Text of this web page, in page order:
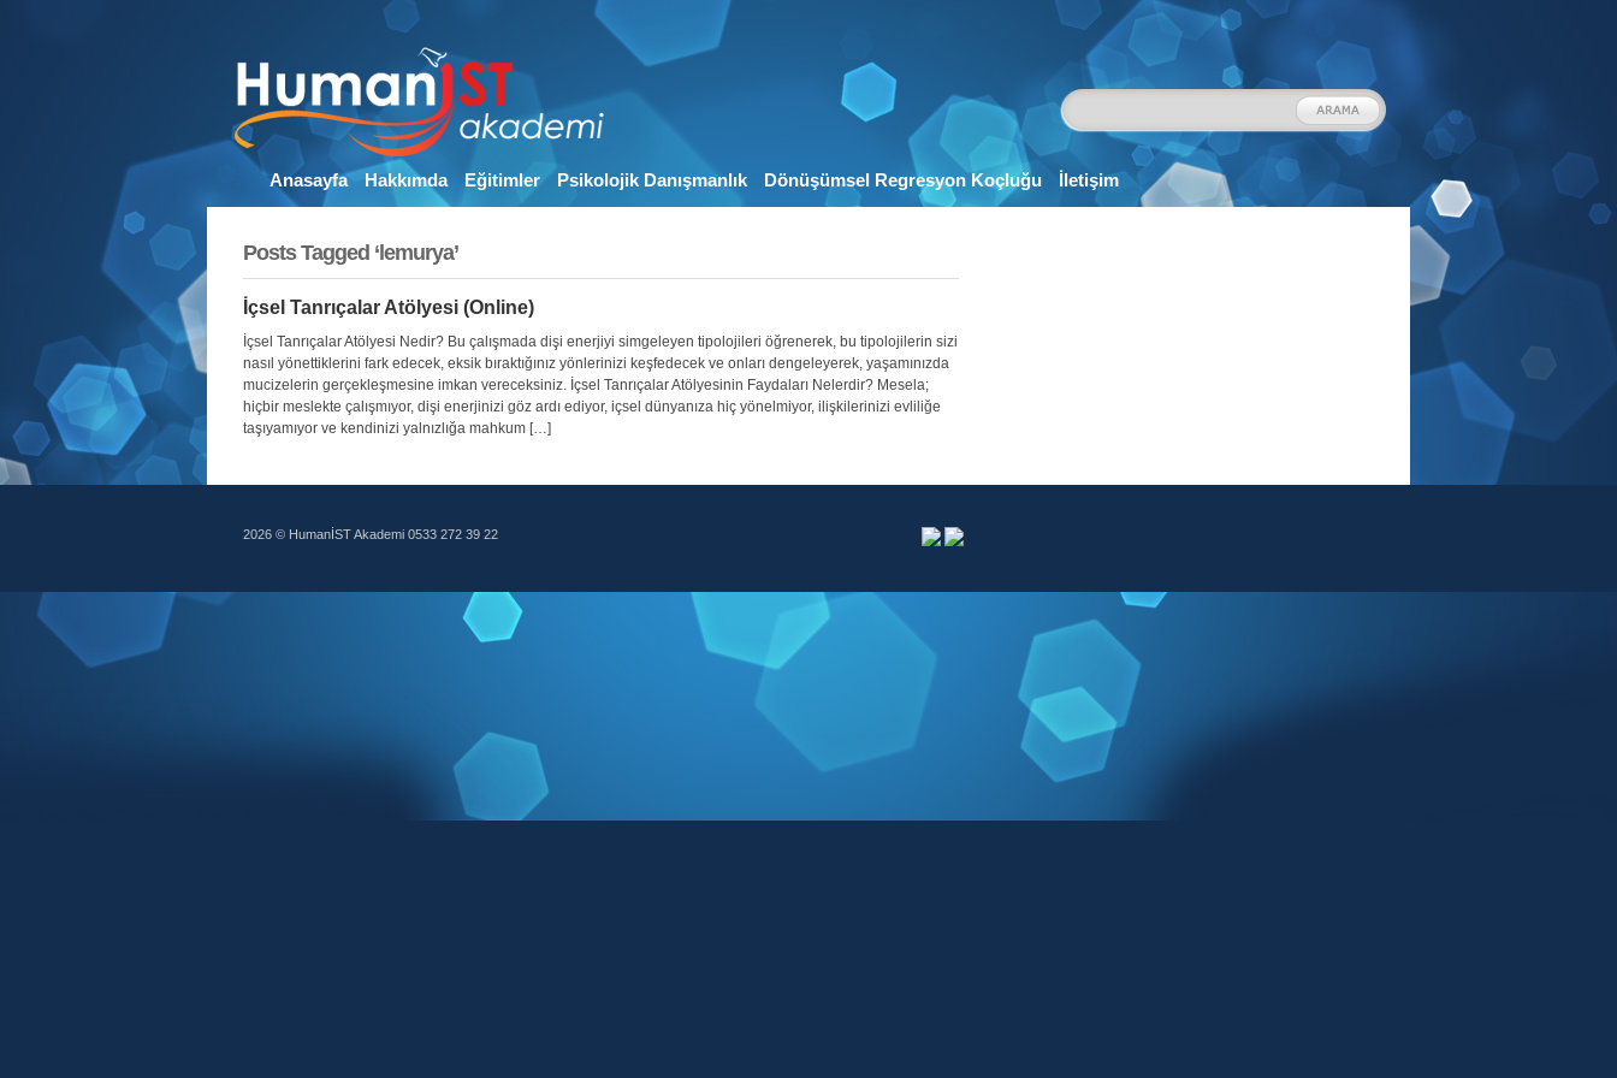
Anasayfa Hakkımda Eğitimler Psikolojik Danışmanlık Dönüşümsel Regresyon Koçluğu İletişim
Posts Tagged ‘lemurya’
İçsel Tanrıçalar Atölyesi (Online)
İçsel Tanrıçalar Atölyesi Nedir? Bu çalışmada dişi enerjiyi simgeleyen tipolojileri öğrenerek, bu tipolojilerin sizi
nasıl yönettiklerini fark edecek, eksik bıraktığınız yönlerinizi keşfedecek ve onları dengeleyerek, yaşamınızda
mucizelerin gerçekleşmesine imkan vereceksiniz. İçsel Tanrıçalar Atölyesinin Faydaları Nelerdir? Mesela;
hiçbir meslekte çalışmıyor, dişi enerjinizi göz ardı ediyor, içsel dünyanıza hiç yönelmiyor, ilişkilerinizi evliliğe
taşıyamıyor ve kendinizi yalnızlığa mahkum […]
2026 © HumanİST Akademi 0533 272 39 22